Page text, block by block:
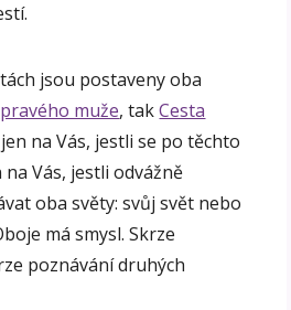
jsou postaveny oba
muže, takCesta
na Vás, jestli se po těchto
na Vás, jestli odvážně
oba světy: svůj svět nebo
má smysl. Skrze
poznávání druhých